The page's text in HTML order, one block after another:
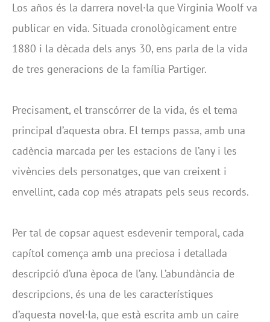
Los años és la darrera novel·la que Virginia Woolf va
publicar en vida. Situada cronològicament entre
1880 i la dècada dels anys 30, ens parla de la vida
de tres generacions de la família Partiger.
Precisament, el transcórrer de la vida, és el tema
principal d’aquesta obra. El temps passa, amb una
cadència marcada per les estacions de l’any i les
vivències dels personatges, que van creixent i
envellint, cada cop més atrapats pels seus records.
Per tal de copsar aquest esdevenir temporal, cada
capítol comença amb una preciosa i detallada
descripció d’una època de l’any. L’abundància de
descripcions, és una de les característiques
d’aquesta novel·la, que està escrita amb un caire